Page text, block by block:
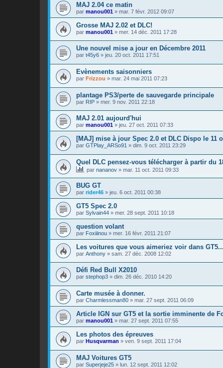
MAJ 2.04 ce matin
par manou001 » mar. 7 févr. 2012 09:07
Grosse MAJ 2.02 et DLC!
par manou001 » mer. 14 déc. 2011 17:28
Une nouvel mise a jour en Décembre 2011
par t45y6 » jeu. 20 oct. 2011 17:51
Evènements saisonniers
par Frizzou » mar. 24 mai 2011 07:23
plantage PS3/perte de sauvegarde principale
par RIP » mer. 9 nov. 2011 22:18
MAJ 2.01 aujourd'hui
par manou001 » jeu. 27 oct. 2011 07:33
[MAJ] mise à jour Spec 2.0 et DLC Dispo le 11
par GTPlay_ARSo91 » dim. 9 oct. 2011 23:29
Quel DLC pensez-vous télécharger à partir du
par nananov » mar. 11 oct. 2011 09:33
BUG GT
par rider46 » jeu. 6 oct. 2011 00:38
GT5 Spec 2.0
par Sylvain44 » mer. 28 sept. 2011 10:18
question volant
par Foxiiinou » mer. 16 févr. 2011 21:07
Les voitures que vous aimeriez voir dans GT5...
par Anthony » sam. 27 déc. 2008 12:02
Défi Red Bull X2010
par stephop3 » dim. 26 déc. 2010 14:20
Carte musée à donner.
par Charmlessman80 » mar. 27 sept. 2011 06:09
Article IGN sur GT5 et la sortie imminente de
par manou001 » mar. 27 sept. 2011 07:55
Les photos des épreuves
par Husqvarman » ven. 9 sept. 2011 17:04
MAJ Voitures GT5
par Superjeje25 » lun. 12 sept. 2011 12:02